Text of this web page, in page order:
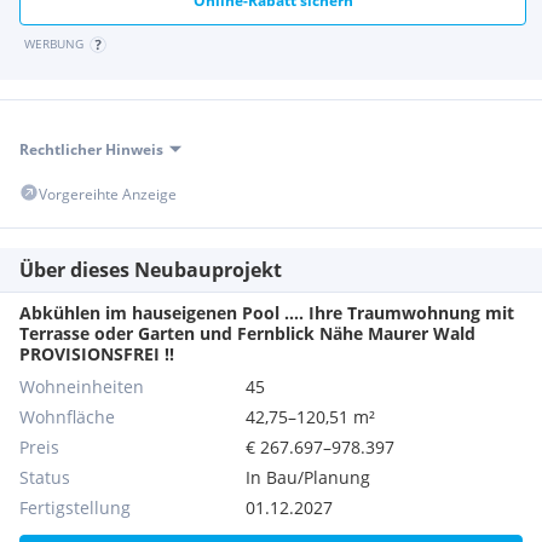
Tiefgarage mit 60 Stellplätzen
Vorbereitung für E-Ladestationen
Einlagerungsräume pro Wohnung
Fahrradabstellraum mit Servicepoint
Die gesamte Anlage wird intensiv begrünt und nach einem
durchdachten Freiraumkonzept gestaltet.
WERBUNG
Rechtlicher Hinweis
Vorgereihte Anzeige
Über dieses Neubauprojekt
Abkühlen im hauseigenen Pool .... Ihre Traumwohnung mit
Terrasse oder Garten und Fernblick Nähe Maurer Wald
PROVISIONSFREI !!
Wohneinheiten
45
Wohnfläche
42,75–120,51 m²
Preis
€ 267.697–978.397
Status
In Bau/Planung
Fertigstellung
01.12.2027